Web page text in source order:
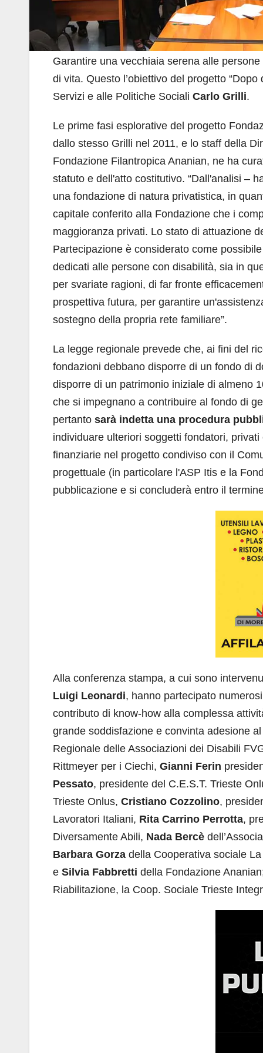
Garantire una vecchiaia serena alle
di vita. Questo l’obiettivo del progetto
Servizi e alle Politiche Sociali Carlo Grilli.
Le prime fasi esplorative del progetto
dallo stesso Grilli nel 2011, e lo staff della
Fondazione Filantropica Ananian, ne ha
statuto e dell'atto costitutivo. “Dall'analisi –
una fondazione di natura privatistica, in
capitale conferito alla Fondazione che i
maggioranza privati. Lo stato di attuazione
Partecipazione è considerato come
dedicati alle persone con disabilità, sia in
per svariate ragioni, di far fronte
prospettiva futura, per garantire
sostegno della propria rete familiare”.
La legge regionale prevede che, ai fini del
fondazioni debbano disporre di un fondo di
disporre di un patrimonio iniziale di almeno
che si impegnano a contribuire al fondo di
pertanto sarà indetta una procedura
individuare ulteriori soggetti fondatori,
finanziarie nel progetto condiviso con il
progettuale (in particolare l'ASP Itis e la
pubblicazione e si concluderà entro il
Alla conferenza stampa, a cui sono
Luigi Leonardi, hanno partecipato
contributo di know-how alla complessa
grande soddisfazione e convinta adesione
Regionale delle Associazioni dei Disabili
Rittmeyer per i Ciechi, Gianni Ferin
Pessato, presidente del C.E.S.T. Trieste
Trieste Onlus, Cristiano Cozzolino,
Lavoratori Italiani, Rita Carrino Perrotta,
Diversamente Abili, Nada Bercè
Barbara Gorza della Cooperativa sociale
e Silvia Fabbretti della Fondazione
Riabilitazione, la Coop. Sociale Trieste